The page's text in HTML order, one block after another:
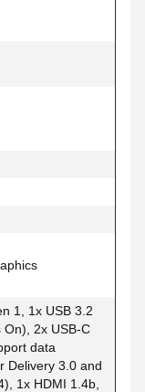
1, 1x USB 3.2
On), 2x USB-C
data
Delivery 3.0 and
1x HDMI 1.4b,